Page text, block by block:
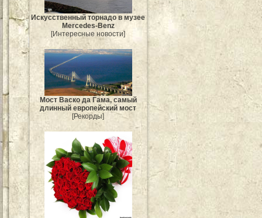
Искусственный торнадо в музее
Mercedes-Benz
[Интересные новости]
Мост Васко да Гама, самый
длинный европейский мост
[Рекорды]